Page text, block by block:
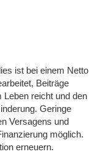
ist bei einem Netto
Beiträge
Leben reicht und den
Geringe
Versagens und
möglich.
erneuern.